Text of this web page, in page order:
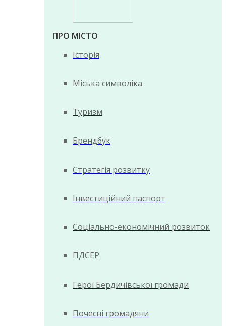
ПРО МІСТО
Історія
Міська символіка
Туризм
Брендбук
Стратегія розвитку
Інвестиційний паспорт
Соціально-економічний розвиток
ПДСЕР
Герої Бердичівської громади
Почесні громадяни